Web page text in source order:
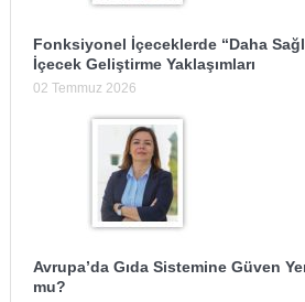
Fonksiyonel İçeceklerde “Daha
İçecek Geliştirme Yaklaşımları
02 Temmuz 2026
Avrupa’da Gıda Sistemine Güven
mu?